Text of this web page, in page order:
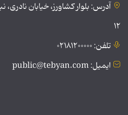
آدرس: بلوار کشاورز، خیابان
۱۲
تلفن: ۰۲۱۸۱۲۰۰۰۰۰
ایمیل: public@tebyan.com